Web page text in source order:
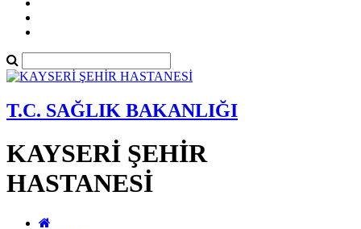
T.C. SAĞLIK BAKANLIĞI
KAYSERİ ŞEHİR
HASTANESİ